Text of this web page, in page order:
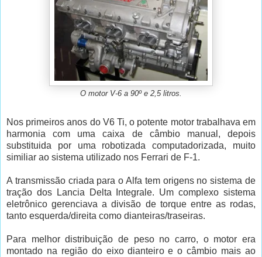
O motor V-6 a 90º e 2,5 litros.
Nos primeiros anos do V6 Ti, o potente motor trabalhava em
harmonia com uma caixa de câmbio manual, depois
substituida por uma robotizada computadorizada, muito
similiar ao sistema utilizado nos Ferrari de F-1.
A transmissão criada para o Alfa tem origens no sistema de
tração dos Lancia Delta Integrale. Um complexo sistema
eletrônico gerenciava a divisão de torque entre as rodas,
tanto esquerda/direita como dianteiras/traseiras.
Para melhor distribuição de peso no carro, o motor era
montado na região do eixo dianteiro e o câmbio mais ao